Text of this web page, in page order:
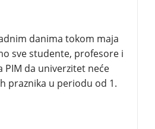
danima tokom maja
sve studente, profesore i
PIM da univerzitet neće
praznika u periodu od 1.